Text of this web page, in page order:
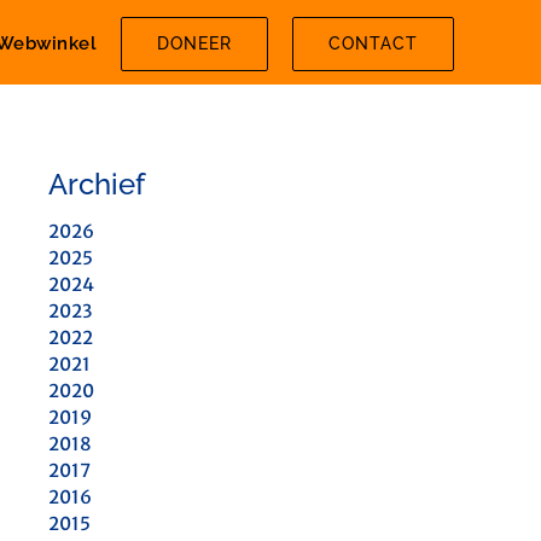
DONEER CONTACT
Archief
2026
2025
2024
2023
2022
2021
2020
2019
2018
2017
2016
2015